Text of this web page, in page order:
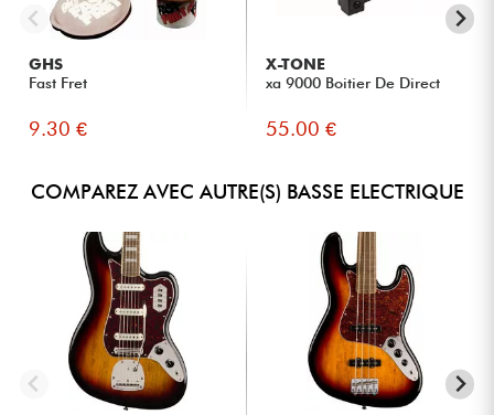
GHS
Fast Fret
9.30 €
X-TONE
xa 9000 Boitier De Direct
55.00 €
COMPAREZ AVEC AUTRE(S) BASSE ELECTRIQUE